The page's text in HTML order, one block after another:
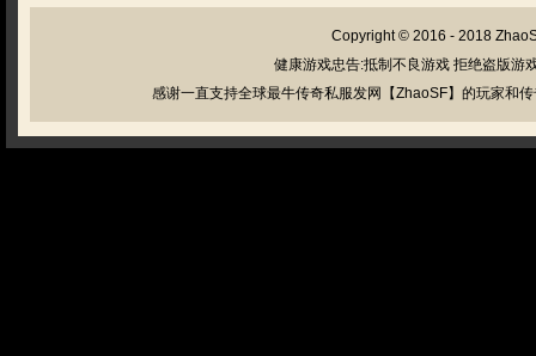
Copyright © 2016 - 2018
健康游戏忠告:抵制不良游戏 拒绝盗版游
感谢一直支持全球最牛传奇私服发网【ZhaoSF】的玩家和